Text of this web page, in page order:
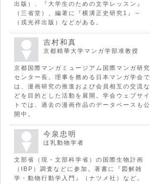
出版）、『大学生のための文学レッスン』
（三省堂）、編著に『横溝正史研究1』～
（戎光祥出版）などがある。
吉村和真
京都精華大学マンガ学部准教授
京都国際マンガミュージアム国際マンガ研究
センター長。理事を務める日本マンガ学会で
は、漫画研究の推進および会員相互の交流な
どを目的とした活動を展開。学会ウェブサイ
トでは、過去の漫画作品のデータベースも公
開中。
今泉忠明
ほ乳動物学者
文部省（現・文部科学省）の国際生物計画
（IBP）調査などに参加。著書に『図解雑
学・動物行動学入門』（ナツメ社）など。